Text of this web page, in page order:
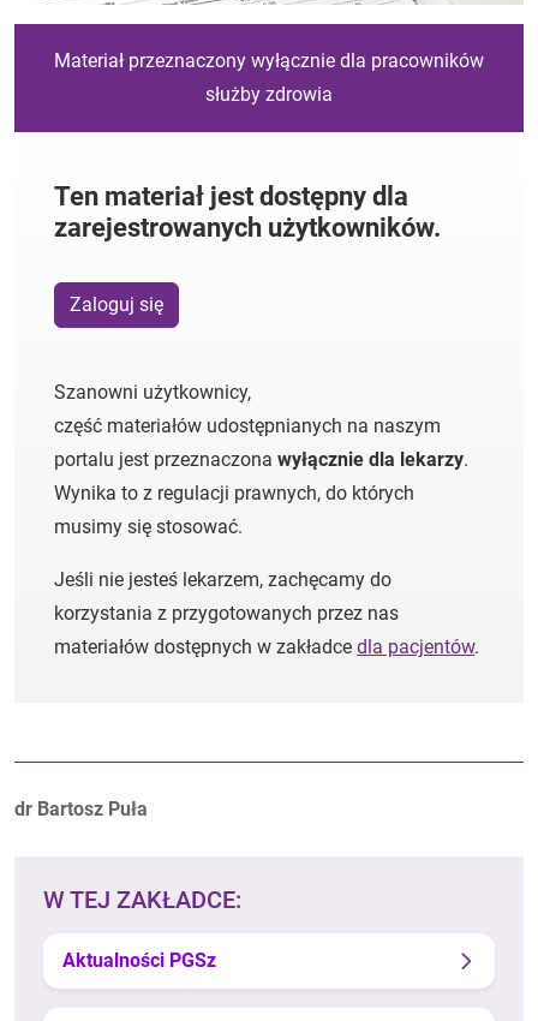
Materiał przeznaczony wyłącznie dla pracowników
służby zdrowia
Ten materiał jest dostępny dla
zarejestrowanych użytkowników.
Zaloguj się
Szanowni użytkownicy,
część materiałów udostępnianych na naszym
portalu jest przeznaczona wyłącznie dla lekarzy.
Wynika to z regulacji prawnych, do których
musimy się stosować.
Jeśli nie jesteś lekarzem, zachęcamy do
korzystania z przygotowanych przez nas
materiałów dostępnych w zakładce dla pacjentów.
Autorzy:
dr Bartosz Puła
W TEJ ZAKŁADCE:
Aktualności PGSz